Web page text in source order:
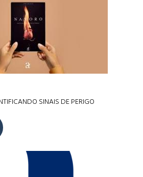
SINAIS DE PERIGO